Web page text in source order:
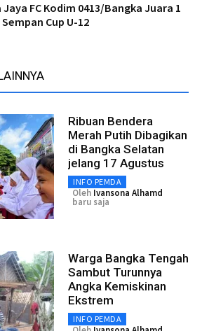
FC Kodim 0413/Bangka Juara 1
Sempan Cup U-12
Ribuan Bendera
Merah Putih Dibagikan
di Bangka Selatan
jelang 17 Agustus
INFO PEMDA
Oleh Ivansona Alhamd
baru saja
Warga Bangka Tengah
Sambut Turunnya
Angka Kemiskinan
Ekstrem
INFO PEMDA